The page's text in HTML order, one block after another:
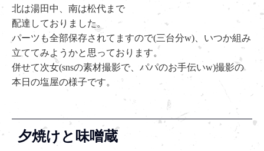
北は湯田中、南は松代まで
配達しておりました。
パーツも全部保存されてますので(三台分w)、いつか組み
立ててみようかと思っております。
併せて次女(snsの素材撮影で、パパのお手伝いw)撮影の
本日の塩屋の様子です。
夕焼けと味噌蔵